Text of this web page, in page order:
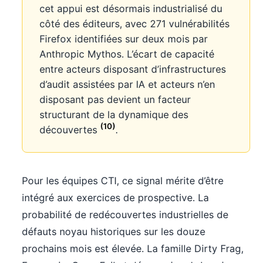
cet appui est désormais industrialisé du
côté des éditeurs, avec 271 vulnérabilités
Firefox identifiées sur deux mois par
Anthropic Mythos. L’écart de capacité
entre acteurs disposant d’infrastructures
d’audit assistées par IA et acteurs n’en
disposant pas devient un facteur
structurant de la dynamique des
découvertes (10).
Pour les équipes CTI, ce signal mérite d’être
intégré aux exercices de prospective. La
probabilité de redécouvertes industrielles de
défauts noyau historiques sur les douze
prochains mois est élevée. La famille Dirty Frag,